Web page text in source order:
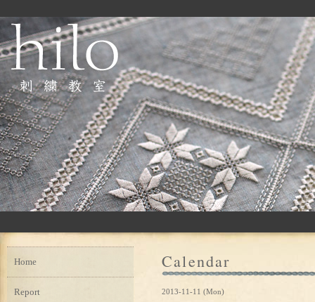
Calendar
2013-11-11 (Mon)
Home
Report